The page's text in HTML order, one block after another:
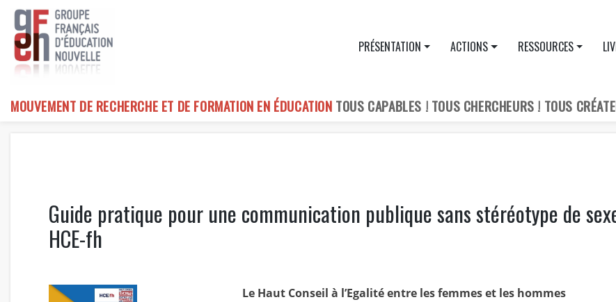
Skip
content
MOUVEMENT DE RECHERCHE ET DE FORMATION EN ÉDUCATION TOUS CAPABLES ! TOUS CHERCHEURS ! TOUS
PRÉSENTATION ACTIONS RESSOURCES
Guide pratique pour une communication publique sans stéréotype de
HCE-fh
Le Haut Conseil à l’Egalité entre les femmes et les hommes